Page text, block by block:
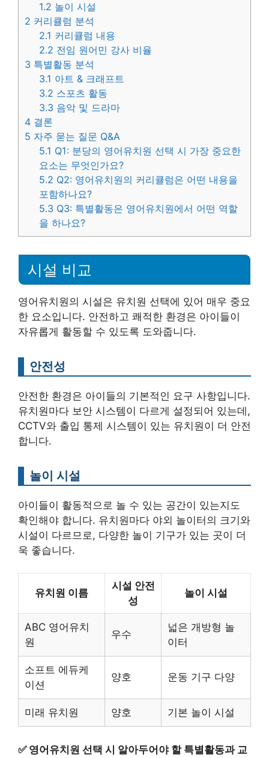
1.2 놀이 시설
2 커리큘럼 분석
2.1 커리큘럼 내용
2.2 전임 원어민 강사 비율
3 특별활동 분석
3.1 아트 & 크래프트
3.2 스포츠 활동
3.3 음악 및 드라마
4 결론
5 자주 묻는 질문 Q&A
5.1 Q1: 분당의 영어유치원 선택 시 가장 중요한
요소는 무엇인가요?
5.2 Q2: 영어유치원의 커리큘럼은 어떤 내용을
포함하나요?
5.3 Q3: 특별활동은 영어유치원에서 어떤 역할
을 하나요?
시설 비교
영어유치원의 시설은 유치원 선택에 있어 매우 중요
한 요소입니다. 안전하고 쾌적한 환경은 아이들이
자유롭게 활동할 수 있도록 도와줍니다.
안전성
안전한 환경은 아이들의 기본적인 요구 사항입니다.
유치원마다 보안 시스템이 다르게 설정되어 있는데,
CCTV와 출입 통제 시스템이 있는 유치원이 더 안전
합니다.
놀이 시설
아이들이 활동적으로 놀 수 있는 공간이 있는지도
확인해야 합니다. 유치원마다 야외 놀이터의 크기와
시설이 다르므로, 다양한 놀이 기구가 있는 곳이 더
욱 좋습니다.
유치원 이름
시설 안전
성
놀이 시설
ABC 영어유치
원
우수
넓은 개방형 놀
이터
소프트 에듀케
이션
양호 운동 기구 다양
미래 유치원 양호 기본 놀이 시설
✅ 영어유치원 선택 시 알아두어야 할 특별활동과 교